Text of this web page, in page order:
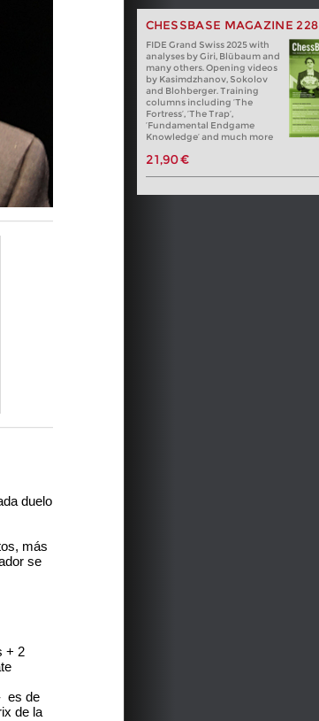
CHESSBASE MAGAZINE 228
FIDE Grand Swiss 2025 with
analyses by Giri, Blübaum and
many others. Opening videos
by Kasimdzhanov, Sokolov
and Blohberger. Training
columns including ‘The
Fortress’, ‘The Trap’,
‘Fundamental Endgame
Knowledge’ and much more
21,90 €
duelo
más
se
+ 2
es de
de la